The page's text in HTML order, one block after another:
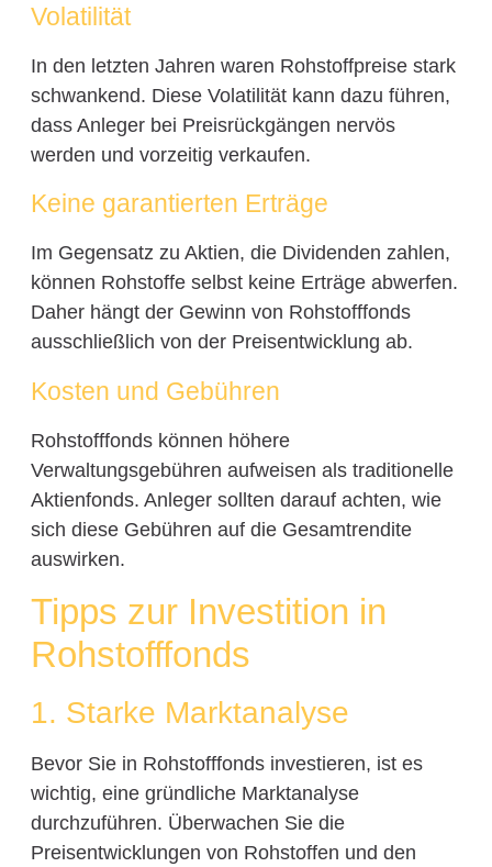
Volatilität
In den letzten Jahren waren Rohstoffpreise stark
schwankend. Diese Volatilität kann dazu führen,
dass Anleger bei Preisrückgängen nervös
werden und vorzeitig verkaufen.
Keine garantierten Erträge
Im Gegensatz zu Aktien, die Dividenden zahlen,
können Rohstoffe selbst keine Erträge abwerfen.
Daher hängt der Gewinn von Rohstofffonds
ausschließlich von der Preisentwicklung ab.
Kosten und Gebühren
Rohstofffonds können höhere
Verwaltungsgebühren aufweisen als traditionelle
Aktienfonds. Anleger sollten darauf achten, wie
sich diese Gebühren auf die Gesamtrendite
auswirken.
Tipps zur Investition in
Rohstofffonds
1. Starke Marktanalyse
Bevor Sie in Rohstofffonds investieren, ist es
wichtig, eine gründliche Marktanalyse
durchzuführen. Überwachen Sie die
Preisentwicklungen von Rohstoffen und den